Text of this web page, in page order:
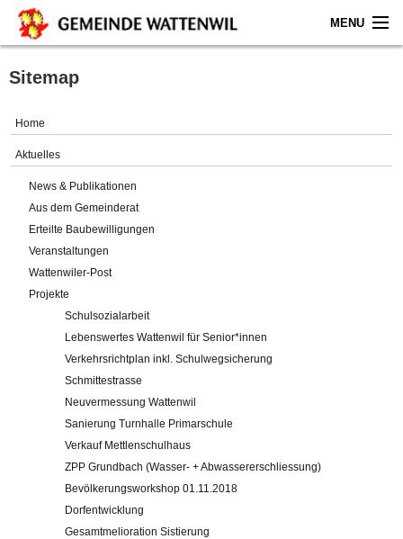
MENU
Home
Gemeinde
Verwaltung
Online-Service
Impressum
Sitemap
Home
Aktuelles
News & Publikationen
Aus dem Gemeinderat
Erteilte Baubewilligungen
Veranstaltungen
Wattenwiler-Post
Projekte
Schulsozialarbeit
Lebenswertes Wattenwil für Senior*innen
Verkehrsrichtplan inkl. Schulwegsicherung
Schmittestrasse
Neuvermessung Wattenwil
Sanierung Turnhalle Primarschule
Verkauf Mettlenschulhaus
ZPP Grundbach (Wasser- + Abwassererschliessung)
Bevölkerungsworkshop 01.11.2018
Dorfentwicklung
Gesamtmelioration Sistierung